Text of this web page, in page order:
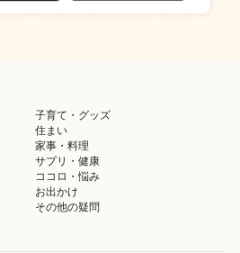
子育て・グッズ
住まい
家事・料理
サプリ・健康
ココロ・悩み
お出かけ
その他の疑問